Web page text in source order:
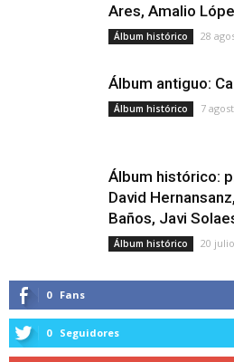
Ares, Amalio
Álbum histórico 28
Álbum antiguo:
Álbum histórico 7
Álbum histórico:
David
Baños, Javi
Álbum histórico 20
0 Fans
0 Seguidores